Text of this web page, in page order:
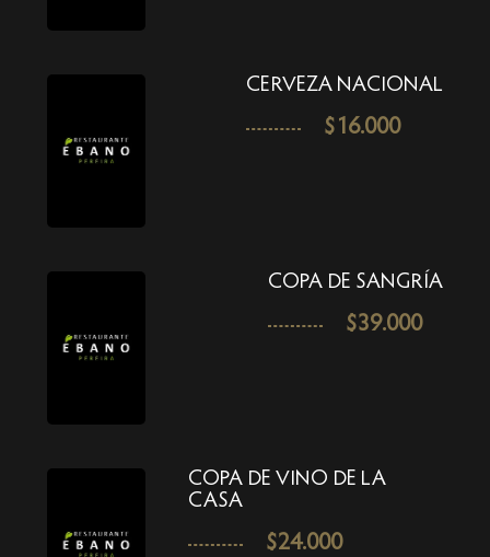
CERVEZA NACIONAL
$16.000
COPA DE SANGRÍA
$39.000
COPA DE VINO DE LA
CASA
$24.000